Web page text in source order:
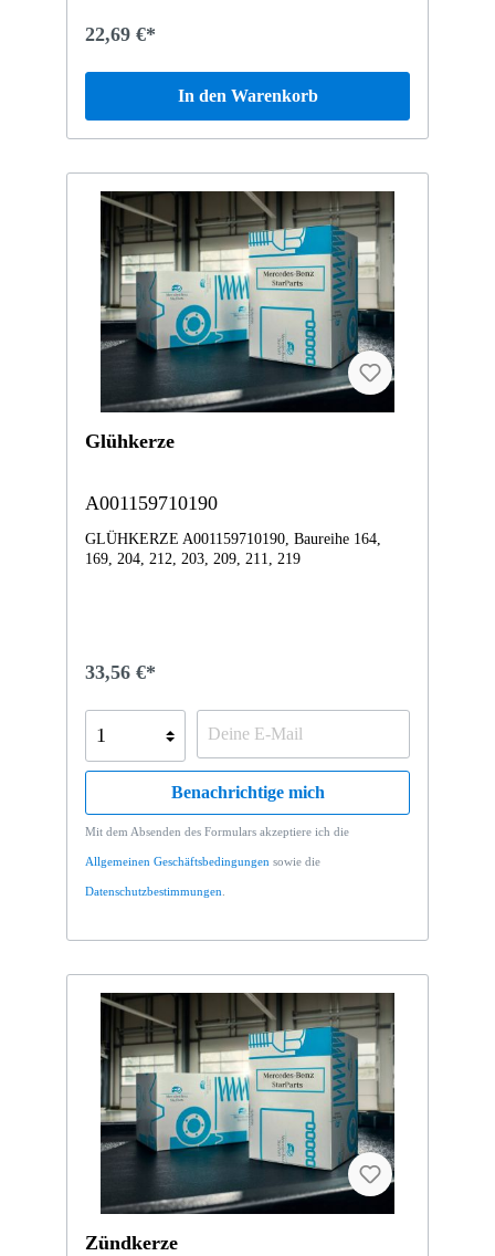
22,69 €*
In den Warenkorb
Glühkerze
A001159710190
GLÜHKERZE A001159710190, Baureihe 164,
169, 204, 212, 203, 209, 211, 219
33,56 €*
Benachrichtige mich
Mit dem Absenden des Formulars akzeptiere ich die
Allgemeinen Geschäftsbedingungen sowie die
Datenschutzbestimmungen
Zündkerze